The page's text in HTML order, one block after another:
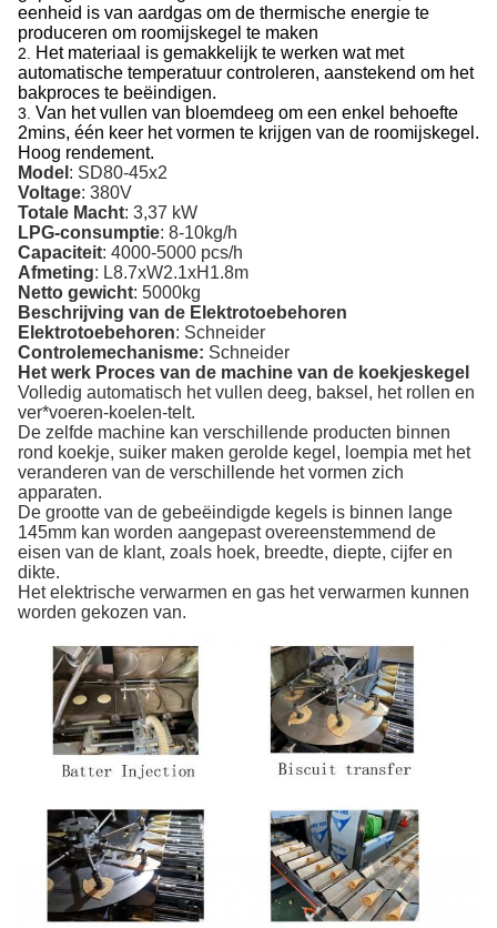
eenheid is van aardgas om de thermische energie te
produceren om roomijskegel te maken
2.
Het materiaal is gemakkelijk te werken wat met
automatische temperatuur controleren, aanstekend om het
bakproces te beëindigen.
3. Van het vullen van bloemdeeg om een enkel behoefte
2mins, één keer het vormen te krijgen van de roomijskegel.
Hoog rendement.
Model : SD80-45x2
Voltage: 380V
Totale Macht: 3,37 kW
LPG-consumptie: 8-10kg/h
Capaciteit: 4000-5000 pcs/h
Afmeting: L8.7xW2.1xH1.8m
Netto gewicht: 5000kg
Beschrijving van de Elektrotoebehoren
Elektrotoebehoren: Schneider
Controlemechanisme: Schneider
Het werk Proces van de machine van de koekjeskegel
Volledig automatisch het vullen deeg, baksel, het rollen en
ver*voeren-koelen-telt.
De zelfde machine kan verschillende producten binnen
rond koekje, suiker maken gerolde kegel, loempia met het
veranderen van de verschillende het vormen zich
apparaten.
De grootte van de gebeëindigde kegels is binnen lange
145mm kan worden aangepast overeenstemmend de
eisen van de klant, zoals hoek, breedte, diepte, cijfer en
dikte.
Het elektrische verwarmen en gas het verwarmen kunnen
worden gekozen van.